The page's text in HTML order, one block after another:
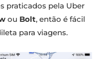
praticados pela Uber
ou Bolt, então é fácil
para viagens.